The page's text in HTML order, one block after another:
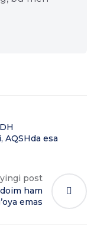
AQSHda esa
post
ham
emas